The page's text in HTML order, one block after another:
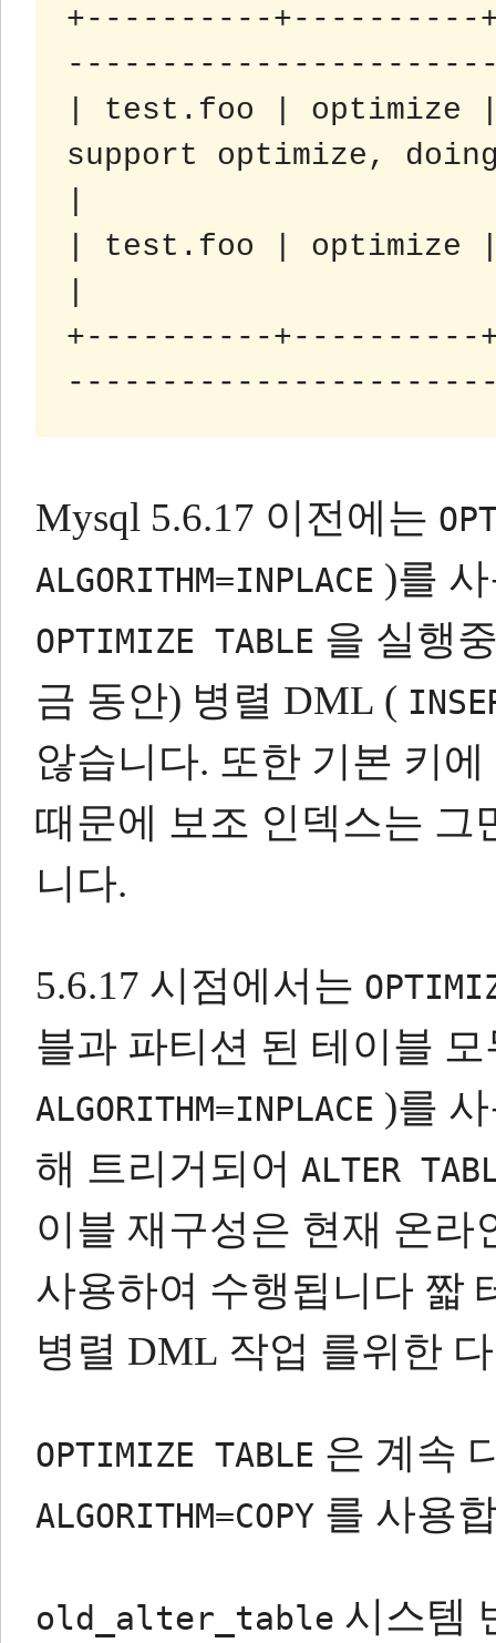
+----------
| test.foo | optimize
support optimize,
| test.foo | optimize
+----------
Mysql 5.6.17 이전에는
ALGORITHM=INPLACE )를
OPTIMIZE TABLE 을 실행
금 동안) 병렬 DML (
않습니다. 또한 기본 키
때문에 보조 인덱스는 그
니다.
5.6.17 시점에서는
블과 파티션 된 테이블
ALGORITHM=INPLACE )를
해 트리거되어 ALTER
이블 재구성은 현재 온라
사용하여 수행됩니다 짧
병렬 DML 작업 를위한
OPTIMIZE TABLE 은 계속
ALGORITHM=COPY 를 사용
old_alter_table 시스템